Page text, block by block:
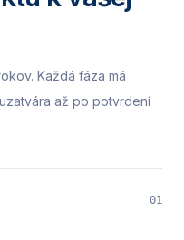
Každá fáza má
až po potvrdení
01